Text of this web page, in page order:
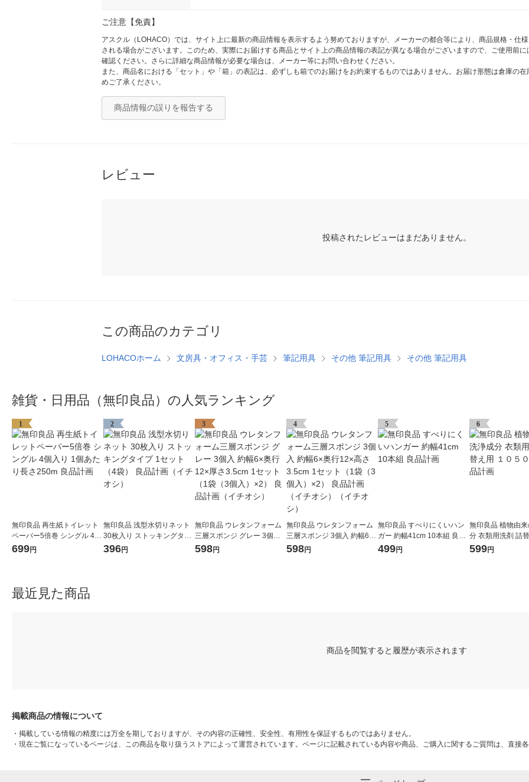
ご注意【免責】
アスクル（LOHACO）では、サイト上に最新の商品情報を表示するよう努めておりますが、メーカーの都合等により、商品規格・仕
される場合がございます。このため、実際にお届けする商品とサイト上の商品情報の表記が異なる場合がございますので、ご使用前
確認ください。さらに詳細な商品情報が必要な場合は、メーカー等にお問い合わせください。
また、商品名における「セット」や「箱」の表記は、必ずしも箱でのお届けをお約束するものではありません。お届け形態は倉庫の
めご了承ください。
商品情報の誤りを報告する
レビュー
投稿されたレビューはまだありません。
この商品のカテゴリ
LOHACOホーム 文房具・オフィス・手芸 筆記用具 その他 筆記用具 その他 筆記用具
雑貨・日用品（無印良品）の人気ランキング
1
無印良品 再生紙トイレット
ペーパー5倍巻 シングル 4個
入り 1個あたり長さ250m 良
699円
2
無印良品 浅型水切りネット
30枚入り ストッキングタイ
プ 1セット（4袋） 良品計画
396円
3
無印良品 ウレタンフォーム
三層スポンジ グレー 3個入
約幅6×奥行12×厚さ3.5cm 1
598円
4
無印良品 ウレタンフォーム
三層スポンジ 3個入 約幅6×
奥行12×高さ3.5cm 1セット
598円
5
無印良品 すべりにくいハン
ガー 約幅41cm 10本組 良品
計画
499円
6
無印良品 植物由
分 衣類用洗剤 詰
５０ｍｌ 良品計画
599円
最近見た商品
商品を閲覧すると履歴が表示されます
掲載商品の情報について
・ 掲載している情報の精度には万全を期しておりますが、その内容の正確性、安全性、有用性を保証するものではありません。
・ 現在ご覧になっているページは、この商品を取り扱うストアによって運営されています。ページに記載されている内容や商品、ご購入に関するご質問は、直接